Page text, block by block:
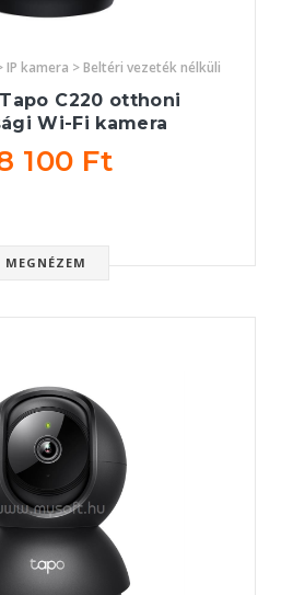
kamera > Beltéri vezeték nélküli
C220 otthoni
Wi-Fi kamera
100 Ft
MEGNÉZEM